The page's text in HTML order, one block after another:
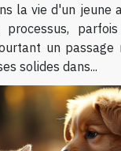
la vie d'un jeune
processus,
un passage
solides dans...